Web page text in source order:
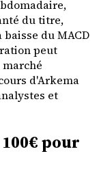
du titre,
du MACD
peut
d'Arkema
et
pour